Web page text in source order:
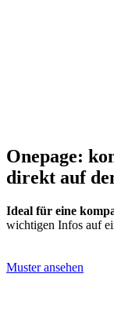
Onepage:
direkt auf
Ideal für eine
wichtigen Infos auf
Muster ansehen